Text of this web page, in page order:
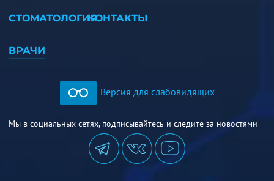
СТОМАТОЛОГИЯ
ВРАЧИ
КОНТАКТЫ
Версия для слабовидящих
Мы в социальных сетях, подписывайтесь и следите за новостями